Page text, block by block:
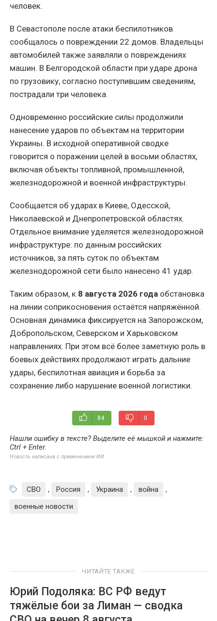
человек.
В Севастополе после атаки беспилотников
сообщалось о повреждении 22 домов. Владельцы
автомобилей также заявляли о повреждениях
машин. В Белгородской области при ударе дрона
по грузовику, согласно поступившим сведениям,
пострадали три человека.
Одновременно российские силы продолжили
нанесение ударов по объектам на территории
Украины. В исходной оперативной сводке
говорится о поражении целей в восьми областях,
включая объекты топливной, промышленной,
железнодорожной и военной инфраструктуры.
Сообщается об ударах в Киеве, Одесской,
Николаевской и Днепропетровской областях.
Отдельное внимание уделяется железнодорожной
инфраструктуре: по данным российских
источников, за пять суток по объектам
железнодорожной сети было нанесено 41 удар.
Таким образом, к 8 августа 2026 года обстановка
на линии соприкосновения остаётся напряжённой.
Основная динамика фиксируется на Запорожском,
Добропольском, Северском и Харьковском
направлениях. При этом всё более заметную роль в
боевых действиях продолжают играть дальние
удары, беспилотная авиация и борьба за
сохранение либо нарушение военной логистики.
84 0
Нашли ошибку в тексте? Выделите её мышкой и нажмите:
Ctrl + Enter.
Новость написана с применением ИИ
СВО , Россия , Украина , война
,
военные новости
ЧИТАЙТЕ ТАКЖЕ
Юрий Подоляка: ВС РФ ведут
тяжёлые бои за Лиман — сводка